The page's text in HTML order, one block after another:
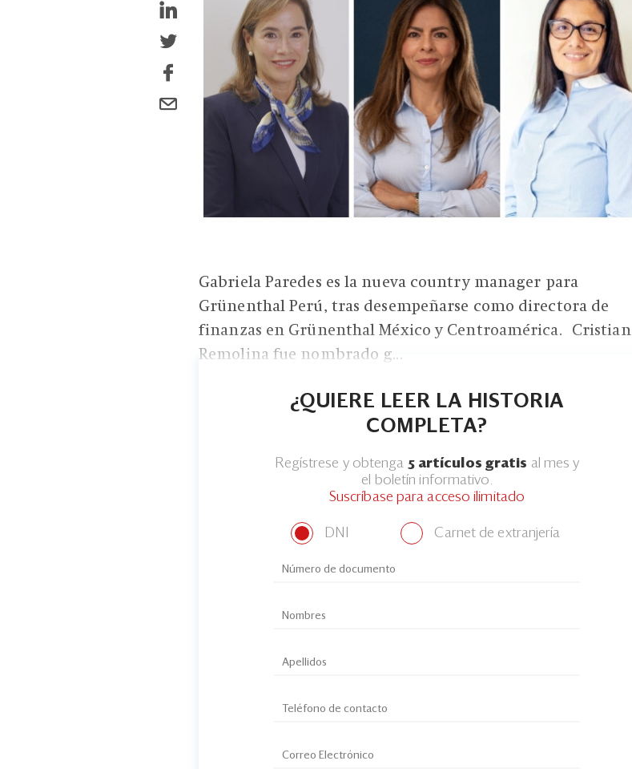
Gabriela Paredes es la nueva country manager para
Grünenthal Perú, tras desempeñarse como directora de
finanzas en Grünenthal México y Centroamérica. Cristian
Remolina fue nombrado g...
¿QUIERE LEER LA HISTORIA
COMPLETA?
Regístrese y obtenga 5 artículos gratis al mes y
el boletín informativo.
Suscríbase para acceso ilimitado
DNI Carnet de extranjería